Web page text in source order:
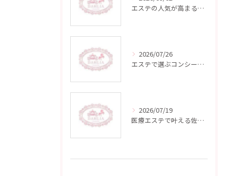
エステの人気が高まる佐賀県杵島郡江北町鹿島市で自分に合う施術と通いやすさを徹底比較
2026/07/26
エステで選ぶコンシーラーのカバー力と使い方徹底ガイド
2026/07/19
医療エステで叶える佐賀県杵島郡江北町多久市の肌質改善と安心ケア